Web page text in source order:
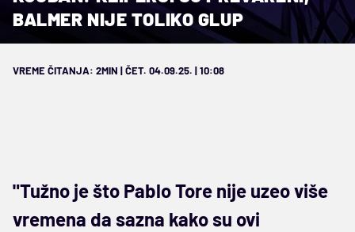
BALMER NIJE TOLIKO GLUP
VREME ČITANJA: 2MIN | ČET. 04.09.25. | 10:08
"Tužno je što Pablo Tore nije uzeo više
vremena da sazna kako su ovi